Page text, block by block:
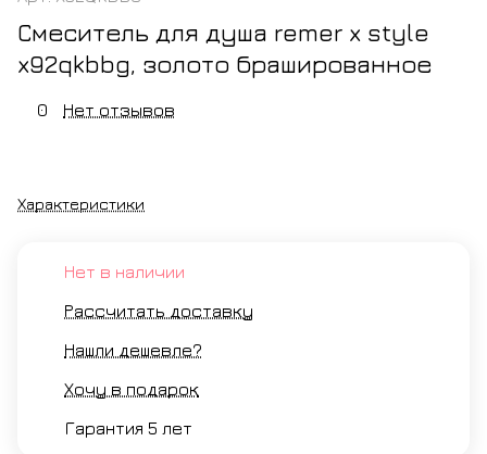
Смеситель для душа remer x style
x92qkbbg, золото брашированное
0 Нет отзывов
Характеристики
Нет в наличии
Рассчитать доставку
Нашли дешевле?
Хочу в подарок
Гарантия 5 лет